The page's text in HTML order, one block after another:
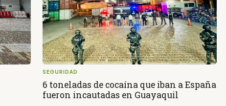
SEGURIDAD
6 toneladas de cocaína que iban a España
fueron incautadas en Guayaquil